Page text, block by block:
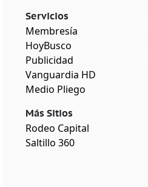
Servicios
Membresía
HoyBusco
Publicidad
Vanguardia HD
Medio Pliego
Más Sitios
Rodeo Capital
Saltillo 360